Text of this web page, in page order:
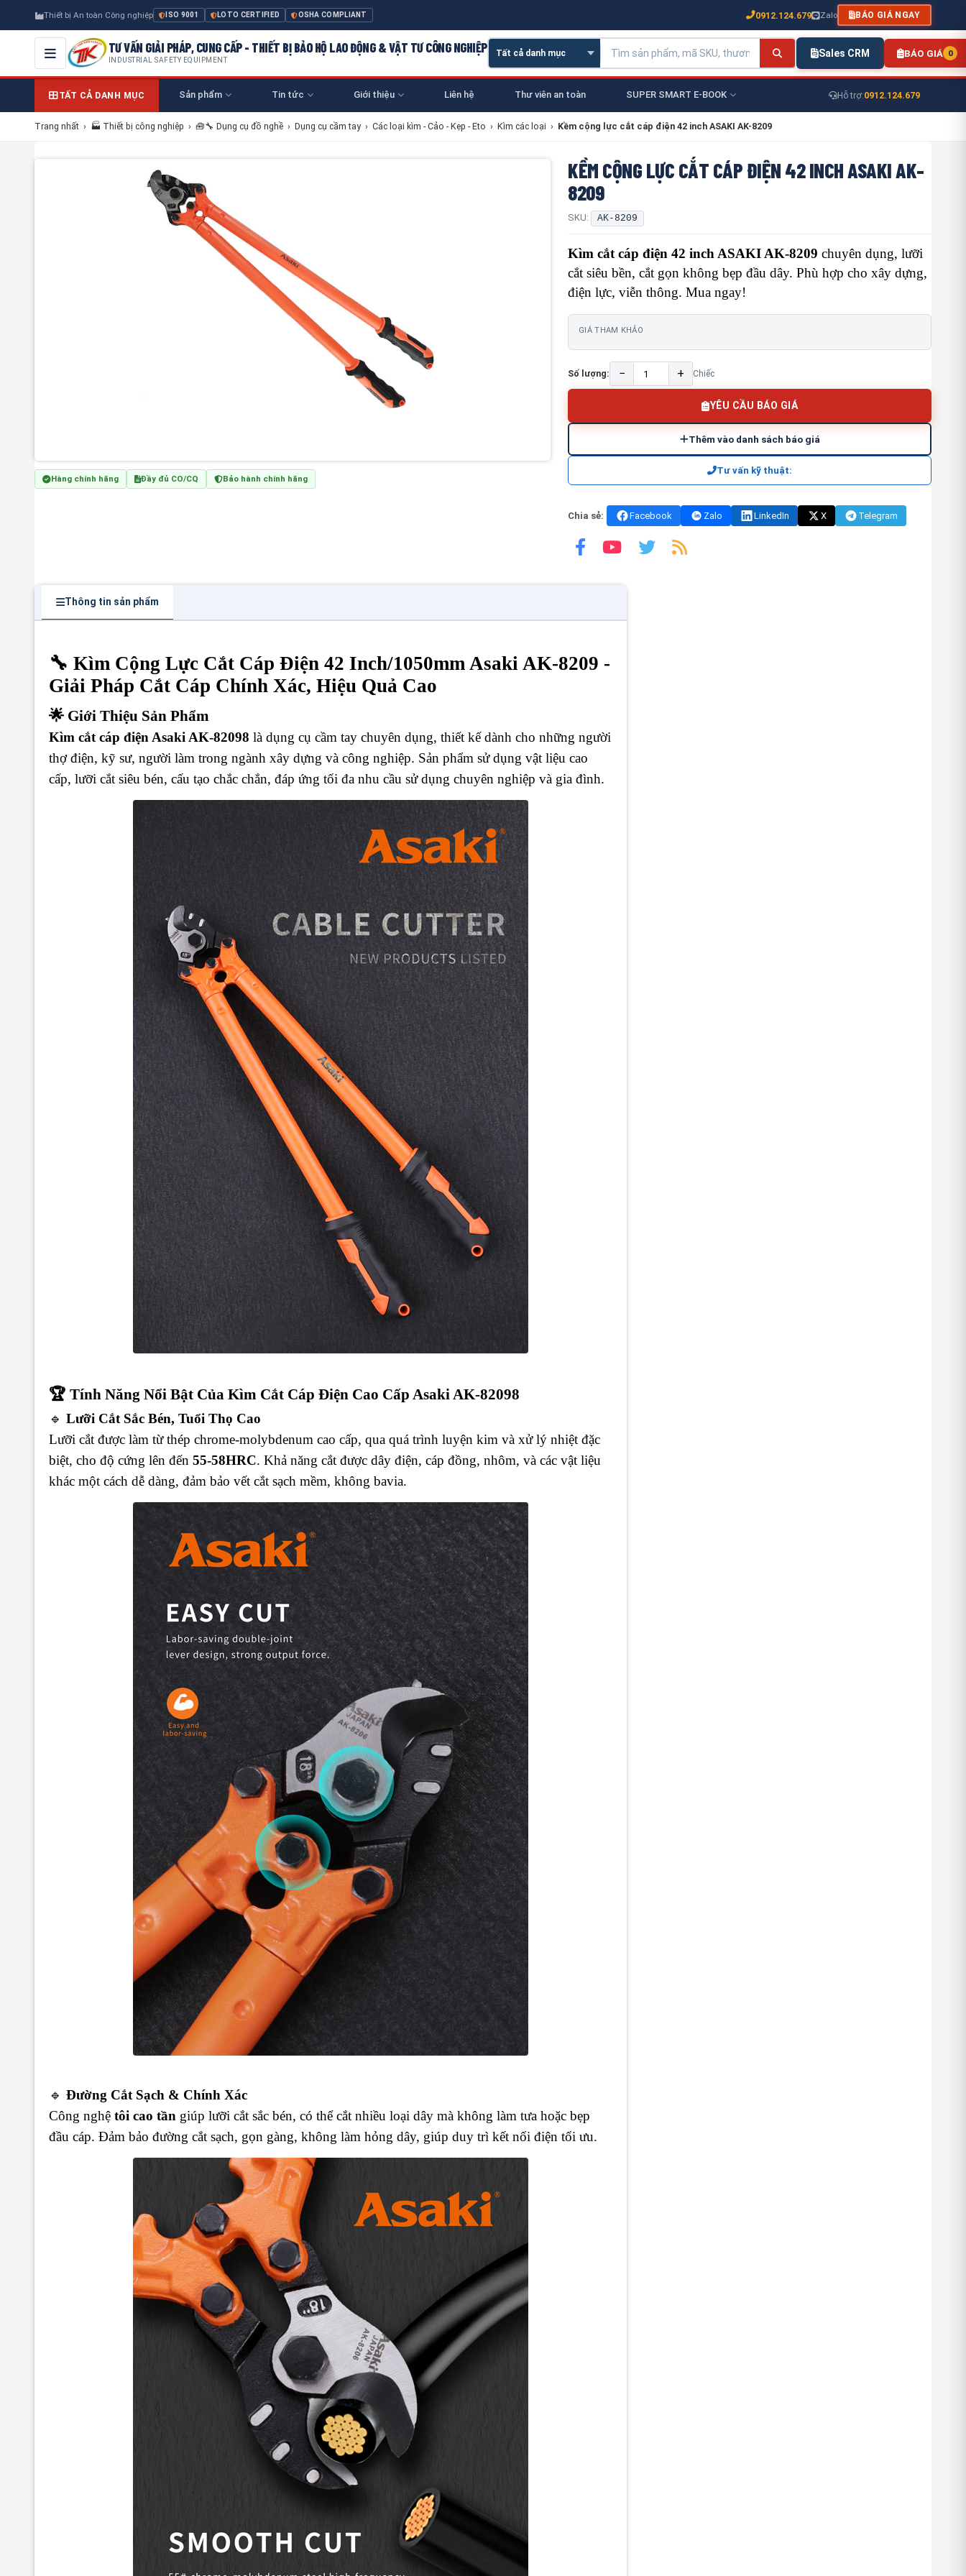
Thiết bị An toàn Công nghiệp ISO 9001 LOTO CERTIFIED OSHA COMPLIANT 0912.124.679 Zalo BÁO GIÁ NGAY
TƯ VẤN GIẢI PHÁP, CUNG CẤP - THIẾT BỊ BẢO HỘ LAO ĐỘNG & VẬT TƯ CÔNG NGHIỆP
INDUSTRIAL SAFETY EQUIPMENT
Sales CRM BÁO GIÁ 0
TẤT CẢ DANH MỤC Sản phẩm Tin tức Giới thiệu Liên hệ Thư viên an toàn SUPER SMART E-BOOK Hỗ trợ:0912.124.679
Trang nhất › 🏭 Thiết bị công nghiệp › 🧰🔧 Dụng cụ đồ nghề › Dụng cụ cầm tay › Các loại kìm - Cảo - Kẹp - Eto › Kìm các loại › Kềm cộng lực cắt cáp điện 42 inch ASAKI AK-8209
Hàng chính hãng Đầy đủ CO/CQ Bảo hành chính hãng
KỀM CỘNG LỰC CẮT CÁP ĐIỆN 42 INCH ASAKI AK-
8209
SKU: AK-8209
Kìm cắt cáp điện 42 inch ASAKI AK-8209 chuyên dụng, lưỡi
cắt siêu bền, cắt gọn không bẹp đầu dây. Phù hợp cho xây dựng,
điện lực, viễn thông. Mua ngay!
GIÁ THAM KHẢO
Số lượng: − + Chiếc
YÊU CẦU BÁO GIÁ
Thêm vào danh sách báo giá
Tư vấn kỹ thuật:
Chia sẻ: Facebook Zalo LinkedIn X Telegram
Thông tin sản phẩm
🔧 Kìm Cộng Lực Cắt Cáp Điện 42 Inch/1050mm Asaki AK-8209 -
Giải Pháp Cắt Cáp Chính Xác, Hiệu Quả Cao
🌟 Giới Thiệu Sản Phẩm
Kìm cắt cáp điện Asaki AK-82098 là dụng cụ cầm tay chuyên dụng, thiết kế dành cho những người
thợ điện, kỹ sư, người làm trong ngành xây dựng và công nghiệp. Sản phẩm sử dụng vật liệu cao
cấp, lưỡi cắt siêu bén, cấu tạo chắc chắn, đáp ứng tối đa nhu cầu sử dụng chuyên nghiệp và gia đình.
🏆 Tính Năng Nổi Bật Của Kìm Cắt Cáp Điện Cao Cấp Asaki AK-82098
🔹 Lưỡi Cắt Sắc Bén, Tuổi Thọ Cao
Lưỡi cắt được làm từ thép chrome-molybdenum cao cấp, qua quá trình luyện kim và xử lý nhiệt đặc
biệt, cho độ cứng lên đến 55-58HRC. Khả năng cắt được dây điện, cáp đồng, nhôm, và các vật liệu
khác một cách dễ dàng, đảm bảo vết cắt sạch mềm, không bavia.
🔹 Đường Cắt Sạch & Chính Xác
Công nghệ tôi cao tần giúp lưỡi cắt sắc bén, có thể cắt nhiều loại dây mà không làm tưa hoặc bẹp
đầu cáp. Đảm bảo đường cắt sạch, gọn gàng, không làm hỏng dây, giúp duy trì kết nối điện tối ưu.